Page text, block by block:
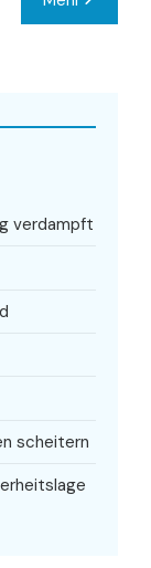
verdampft
scheitern